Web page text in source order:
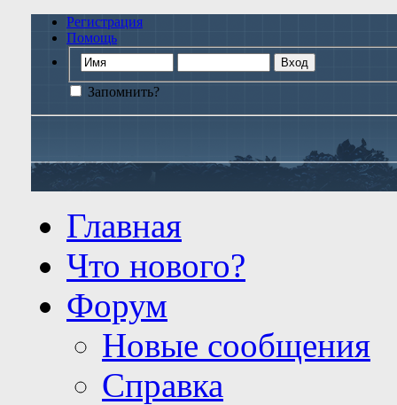
Регистрация
Помощь
Запомнить?
Главная
Что нового?
Форум
Новые сообщения
Справка